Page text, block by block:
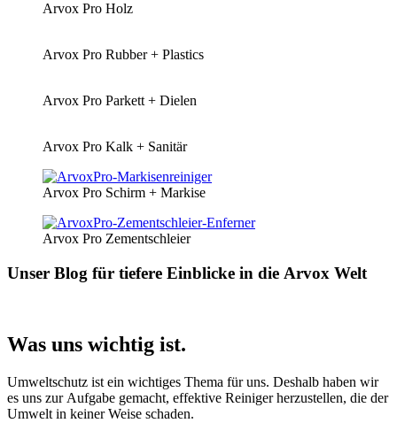
Arvox Pro Holz
Arvox Pro Rubber + Plastics
Arvox Pro Parkett + Dielen
Arvox Pro Kalk + Sanitär
Arvox Pro Schirm + Markise
Arvox Pro Zementschleier
Unser Blog für tiefere Einblicke in die Arvox Welt
Was uns wichtig ist.
Umweltschutz ist ein wichtiges Thema für uns. Deshalb haben wir
es uns zur Aufgabe gemacht, effektive Reiniger herzustellen, die der
Umwelt in keiner Weise schaden.